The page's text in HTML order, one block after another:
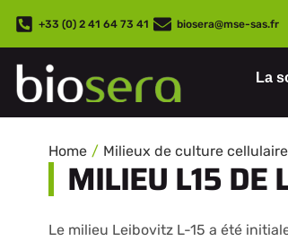
+33 (0) 2 41 64 73 41 biosera@mse-sas.fr
La
Home Milieux de culture cellulaire
MILIEU L15 DE
Le milieu Leibovitz L-15 a été